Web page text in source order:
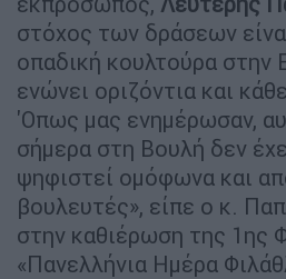
στόχος των δράσεων
οπαδική κουλτούρα στην
ενώνει οριζόντια και
'Οπως μας ενημέρωσαν,
σήμερα στη Βουλή δεν
ψηφιστεί ομόφωνα και
βουλευτές», είπε ο κ.
στην καθιέρωση της 1ης
«Πανελλήνια Ημέρα